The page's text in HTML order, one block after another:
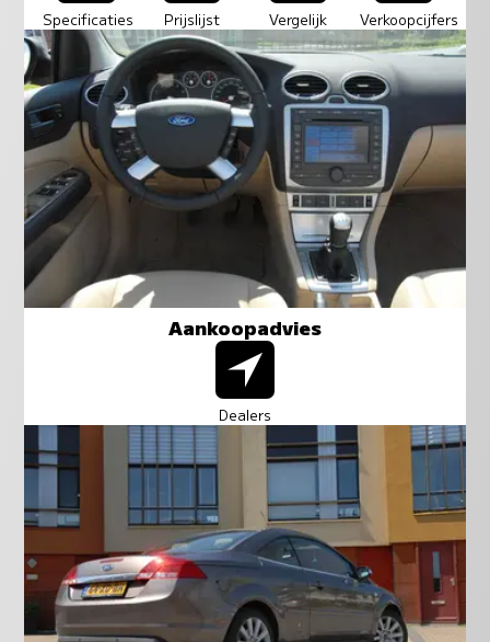
Specificaties Prijslijst Vergelijk Verkoopcijfers
Aankoopadvies
Dealers